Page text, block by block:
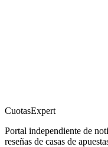
CuotasExpert
Portal independiente de
reseñas de casas de